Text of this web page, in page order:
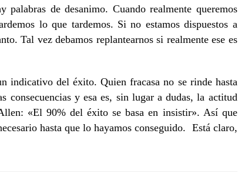
de desanimo. Cuando realmente queremos
lo que tardemos. Si no estamos dispuestos a
Tal vez debamos replantearnos si realmente ese es
indicativo del éxito. Quien fracasa no se rinde hasta
consecuencias y esa es, sin lugar a dudas, la actitud
«El 90% del éxito se basa en insistir». Así que
hasta que lo hayamos conseguido. Está claro,